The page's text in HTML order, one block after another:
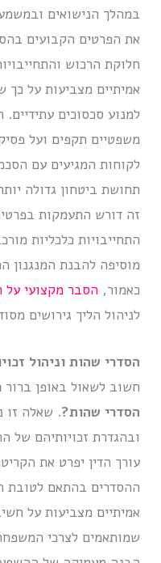
במהלך הנישואים
את הפרטים הקבועים
חלוקת הרכוש
אמיתיים מצביעות על כך
למנוע סכסוכים
משפטיים תקפים ועל
לקוחות המגיעים עם
תחושת ביטחון גדולה
זה דורש התעמקות
התחייבויות כלכליות
מוסיפה להבנת המנגנון
כאמור,הסבר מקצועי על
לניהול הליך גירושים
הסדרי שהות וניהול
חשוב לשאול באופן ברור
הסדרי שהות?. שאלה זו
ובהגדרת זכויותיהם של
עורך הדין יפרט את
ההסדרים בהתאם לטובת
אמיתיים מצביעות על
שמותאמים לצרכי